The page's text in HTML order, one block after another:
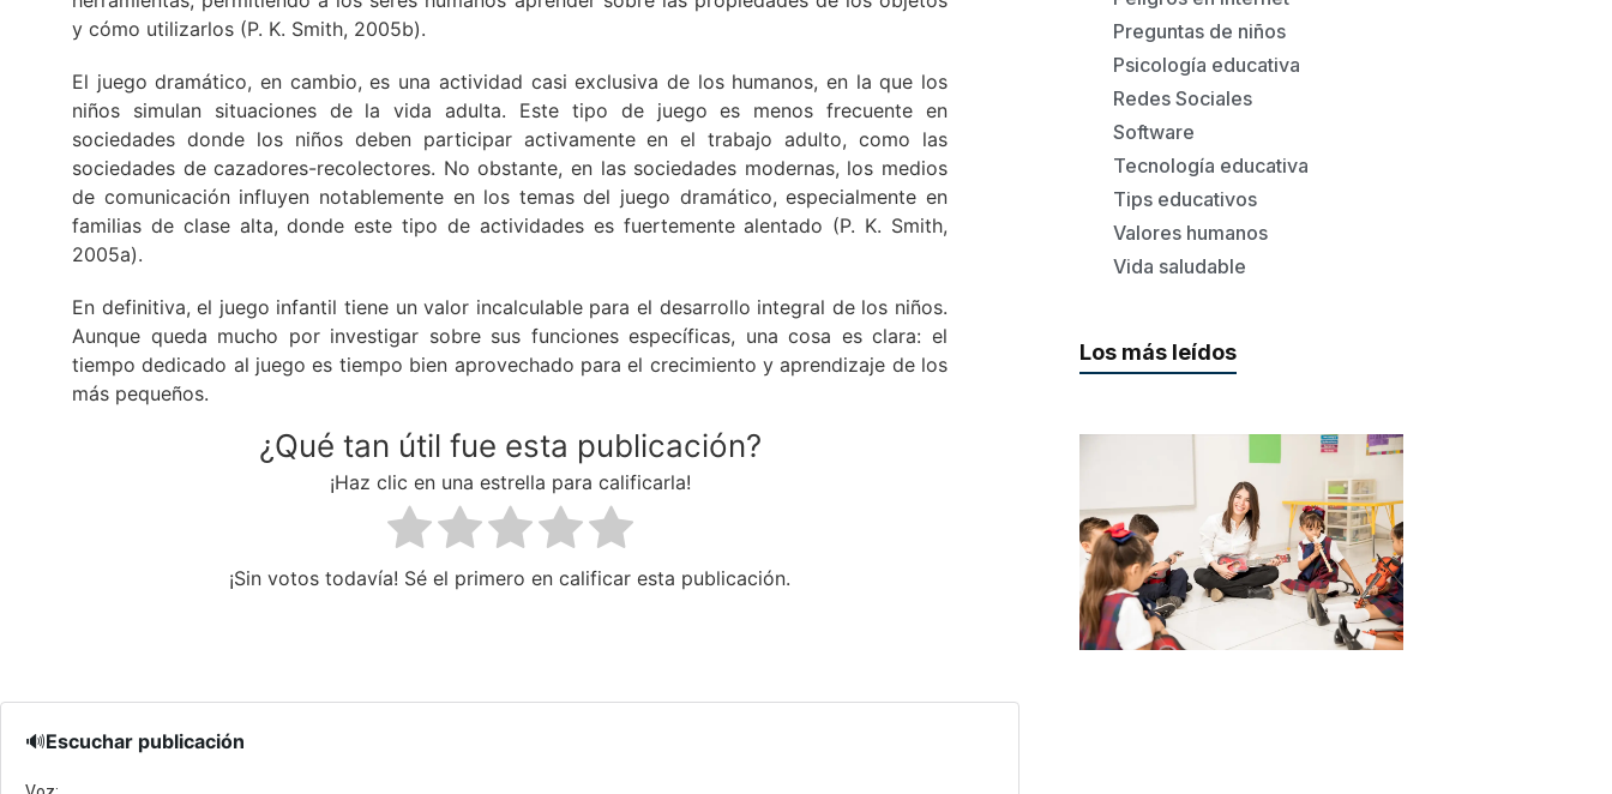
y cómo utilizarlos (P. K. Smith, 2005b).
El juego dramático, en cambio, es una actividad casi exclusiva de los humanos, en la que los
niños simulan situaciones de la vida adulta. Este tipo de juego es menos frecuente en
sociedades donde los niños deben participar activamente en el trabajo adulto, como las
sociedades de cazadores-recolectores. No obstante, en las sociedades modernas, los medios
de comunicación influyen notablemente en los temas del juego dramático, especialmente en
familias de clase alta, donde este tipo de actividades es fuertemente alentado (P. K. Smith,
2005a).
En definitiva, el juego infantil tiene un valor incalculable para el desarrollo integral de los niños.
Aunque queda mucho por investigar sobre sus funciones específicas, una cosa es clara: el
tiempo dedicado al juego es tiempo bien aprovechado para el crecimiento y aprendizaje de los
más pequeños.
¿Qué tan útil fue esta publicación?
¡Haz clic en una estrella para calificarla!
¡Sin votos todavía! Sé el primero en calificar esta publicación.
🔊Escuchar publicación
Preguntas de niños
Psicología educativa
Redes Sociales
Software
Tecnología educativa
Tips educativos
Valores humanos
Vida saludable
Los más leídos